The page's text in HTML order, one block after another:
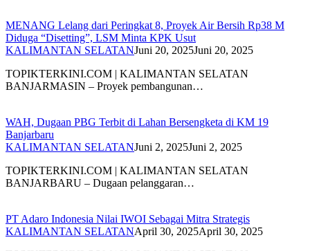
MENANG Lelang dari Peringkat 8, Proyek Air Bersih Rp38 M
Diduga “Disetting”, LSM Minta KPK Usut
KALIMANTAN SELATANJuni 20, 2025Juni 20, 2025
TOPIKTERKINI.COM | KALIMANTAN SELATAN
BANJARMASIN – Proyek pembangunan…
WAH, Dugaan PBG Terbit di Lahan Bersengketa di KM 19
Banjarbaru
KALIMANTAN SELATANJuni 2, 2025Juni 2, 2025
TOPIKTERKINI.COM | KALIMANTAN SELATAN
BANJARBARU – Dugaan pelanggaran…
PT Adaro Indonesia Nilai IWOI Sebagai Mitra Strategis
KALIMANTAN SELATANApril 30, 2025April 30, 2025